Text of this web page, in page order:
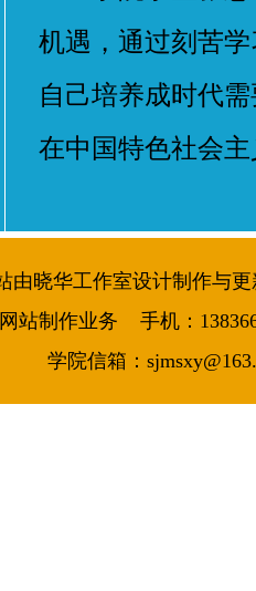
机遇，通过刻苦
自己培养成时代
在中国特色社会
由晓华工作室设计制作与更
站制作业务 手机：
学院信箱：